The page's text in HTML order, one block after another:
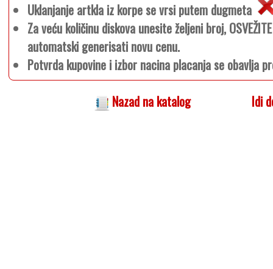
Uklanjanje artkla iz korpe se vrsi putem dugmeta
Za veću količinu diskova unesite željeni broj,
automatski generisati novu cenu.
Potvrda kupovine i izbor nacina placanja se obavlja
Nazad na katalog
Idi